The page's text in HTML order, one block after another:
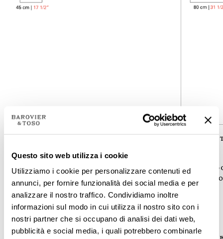
Questo sito web utilizza i cookie
Utilizziamo i cookie per personalizzare contenuti ed
annunci, per fornire funzionalità dei social media e per
analizzare il nostro traffico. Condividiamo inoltre
informazioni sul modo in cui utilizza il nostro sito con i
nostri partner che si occupano di analisi dei dati web,
pubblicità e social media, i quali potrebbero combinarle
7125-00
TYPOLOGY
Suspension lamps
HEIGHT
130cm
51 ¼inc
7126-00
130
51 ¼